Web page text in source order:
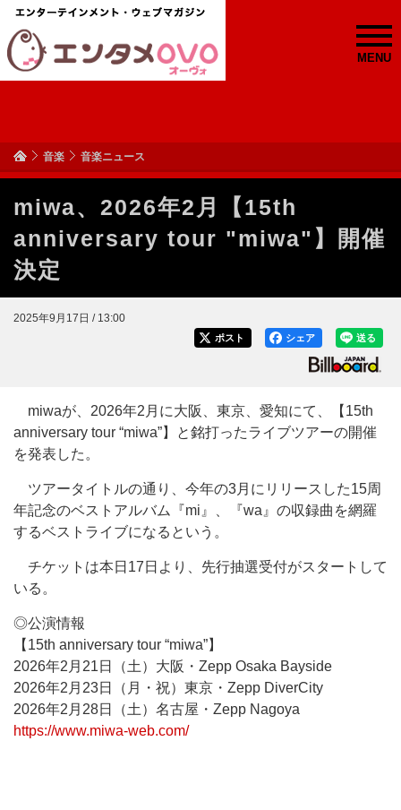
MENU
音楽 音楽ニュース
miwa、2026年2月【15th
anniversary tour "miwa"】開催
決定
2025年9月17日 / 13:00
送る
シェア
ポスト
miwaが、2026年2月に大阪、東京、愛知にて、【15th
anniversary tour “miwa”】と銘打ったライブツアーの開催
を発表した。
ツアータイトルの通り、今年の3月にリリースした15周
年記念のベストアルバム『mi』、『wa』の収録曲を網羅
するベストライブになるという。
チケットは本日17日より、先行抽選受付がスタートして
いる。
◎公演情報
【15th anniversary tour “miwa”】
2026年2月21日（土）大阪・Zepp Osaka Bayside
2026年2月23日（月・祝）東京・Zepp DiverCity
2026年2月28日（土）名古屋・Zepp Nagoya
https://www.miwa-web.com/